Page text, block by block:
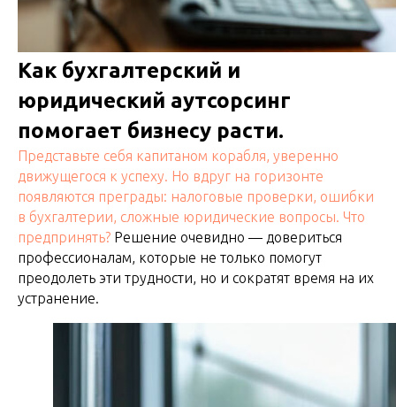
Как бухгалтерский и
юридический аутсорсинг
помогает бизнесу расти.
Представьте себя капитаном корабля, уверенно
движущегося к успеху. Но вдруг на горизонте
появляются преграды: налоговые проверки, ошибки
в бухгалтерии, сложные юридические вопросы. Что
предпринять? Решение очевидно — довериться
профессионалам, которые не только помогут
преодолеть эти трудности, но и сократят время на их
устранение.